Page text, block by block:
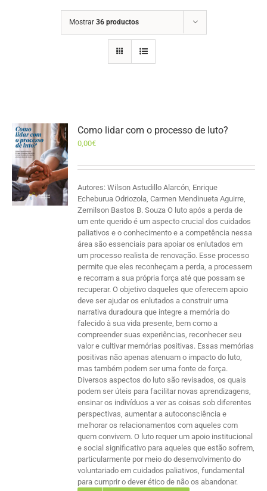
Mostrar 36 productos
Como lidar com o processo de luto?
0,00€
Autores: Wilson Astudillo Alarcón, Enrique
Echeburua Odriozola, Carmen Mendinueta Aguirre,
Zemilson Bastos B. Souza O luto após a perda de
um ente querido é um aspecto crucial dos cuidados
paliativos e o conhecimento e a competência nessa
área são essenciais para apoiar os enlutados em
um processo realista de renovação. Esse processo
permite que eles reconheçam a perda, a processem
e recorram a sua própria força até que possam se
recuperar. O objetivo daqueles que oferecem apoio
deve ser ajudar os enlutados a construir uma
narrativa duradoura que integre a memória do
falecido à sua vida presente, bem como a
compreender suas experiências, reconhecer seu
valor e cultivar memórias positivas. Essas memórias
positivas não apenas atenuam o impacto do luto,
mas também podem ser uma fonte de força.
Diversos aspectos do luto são revisados, os quais
podem ser úteis para facilitar novas aprendizagens,
ensinar os indivíduos a ver as coisas sob diferentes
perspectivas, aumentar a autoconsciência e
melhorar os relacionamentos com aqueles com
quem convivem. O luto requer um apoio institucional
e social significativo para aqueles que estão sofrem,
particularmente por meio do desenvolvimento do
voluntariado em cuidados paliativos, fundamental
para cumprir o dever ético de não os abandonar.